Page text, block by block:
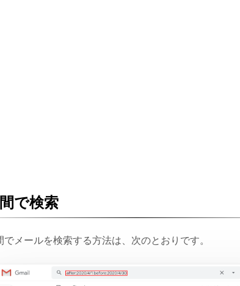
で検索
でメールを検索する方法は、次のとおりです。